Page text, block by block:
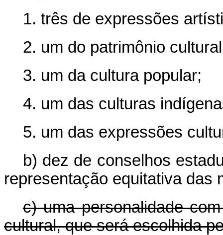
1. três de expressões
2. um do patrimônio
3. um da cultura popular;
4. um das culturas
5. um das expressões
b) dez de conselhos
representação equitativa das
c) uma personalidade
cultural, que será escolhida